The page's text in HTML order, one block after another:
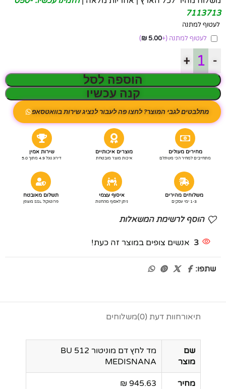
7113713
לעטוף למתנה
לעטוף למתנה (+
5.00
₪
)
-
+
הוספה לסל
קנה עכשיו
מתלבטים לגבי המוצר? לחצו פה לעבור לנציג שירות בוואטסאפ
מחירים מעולים
מתחייבים למחיר הכי משתלם
מוצרים איכותיים
איכות מוצר מובטחת
שירות אמין
דירוג גוגל 4.9 מתוך 5.0
משלוחים מהירים
1-3 ימי עסקים
איסוף עצמי
ניתן לאסוף מהחנות
תשלום מאובטח
פרוטוקול SSL מוצפן
הוסף לרשימת המשאלות
3 אנשים צופים במוצר זה כעת!
שתפו:
תיאורחוות דעת (0) משלוחים
שם
מוצר
מד לחץ דם מוניטור BU 512
MEDISNANA
מחיר 945.63 ₪